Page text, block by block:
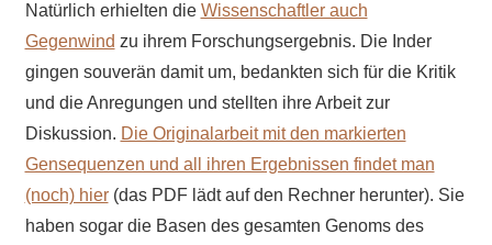
Natürlich erhielten die Wissenschaftler auch
Gegenwind zu ihrem Forschungsergebnis. Die Inder
gingen souverän damit um, bedankten sich für die Kritik
und die Anregungen und stellten ihre Arbeit zur
Diskussion. Die Originalarbeit mit den markierten
Gensequenzen und all ihren Ergebnissen findet man
(noch) hier(das PDF lädt auf den Rechner herunter). Sie
haben sogar die Basen des gesamten Genoms des